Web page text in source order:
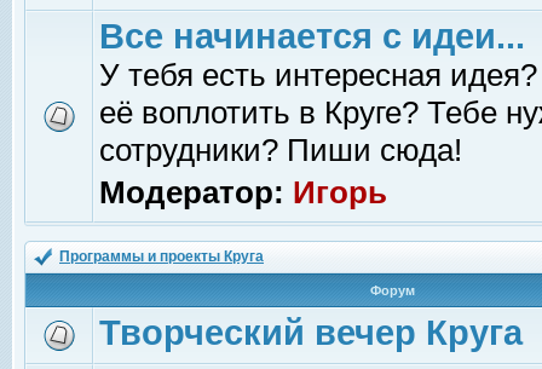
Все начинается с идеи...
У тебя есть интересная
её воплотить в Круге? Тебе
сотрудники? Пиши сюда!
Модератор: Игорь
Программы и проекты Круга
Форум
Творческий вечер Круга